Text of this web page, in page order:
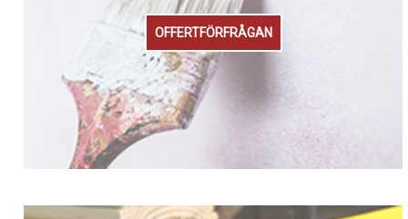
OFFERTFÖRFRÅGAN